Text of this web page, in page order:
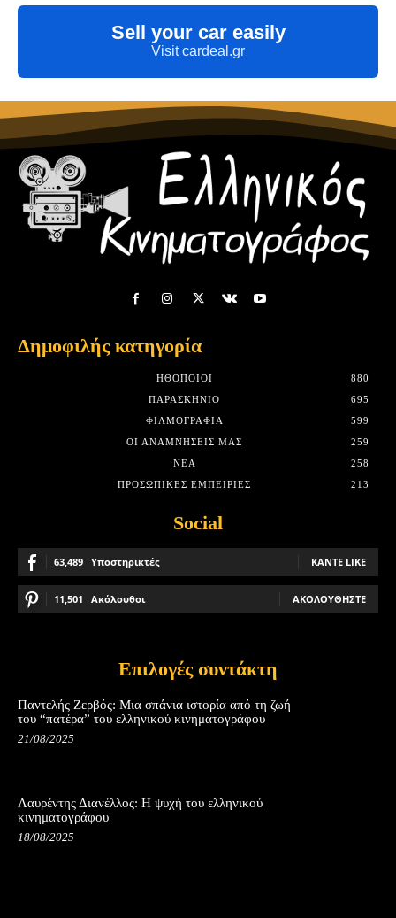
Sell your car easily
Visit cardeal.gr
Δημοφιλής κατηγορία
HΘΟΠΟΙΟΊ
880
ΠΑΡΑΣΚΉΝΙΟ
695
ΦΙΛΜΟΓΡΑΦΊΑ
599
ΟΙ ΑΝΑΜΝΉΣΕΙΣ ΜΑΣ
259
ΝΈΑ
258
ΠΡΟΣΩΠΙΚΈΣ ΕΜΠΕΙΡΊΕΣ
213
Social
63,489 Υποστηρικτές ΚΆΝΤΕ LIKE
11,501 Ακόλουθοι ΑΚΟΛΟΥΘΉΣΤΕ
Επιλογές συντάκτη
Παντελής Ζερβός: Μια σπάνια ιστορία από τη ζωή
του “πατέρα” του ελληνικού κινηματογράφου
21/08/2025
Λαυρέντης Διανέλλος: Η ψυχή του ελληνικού
κινηματογράφου
18/08/2025